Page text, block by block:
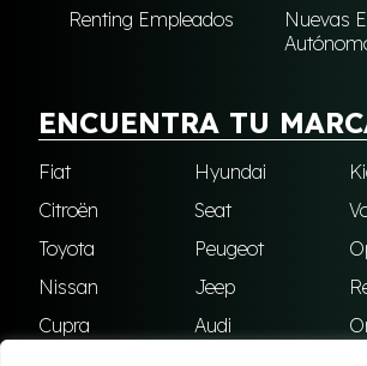
Renting Empleados
Nuevas
ENCUENTRA TU
Fiat Hyundai
Citroën
Seat
Toyota
Peugeot
Nissan
Jeep
Cupra
Audi